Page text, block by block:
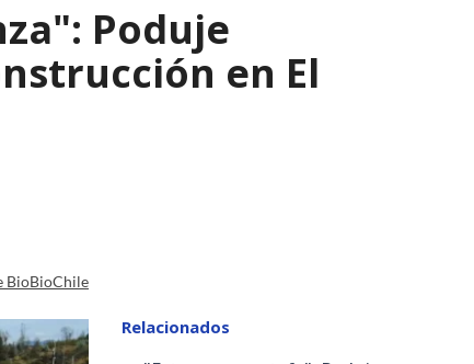
Poduje
en El
BioBioChile
Relacionados